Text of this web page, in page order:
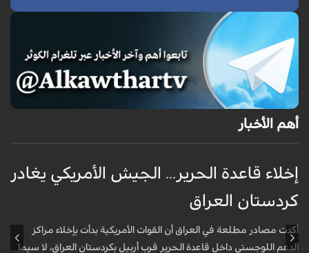
أهم الأخبار
إخلاء قاعدة الحرير... الجيش الأمريكي يغادر
كردستان العراق
أكدت مصادر مطلعة في العراق أن القوات الأمريكية بدأت بإخلاء مراكز
الدعم اللوجستي داخل قاعدة الحرير قرب أربيل بكردستان العراق، لا سيما